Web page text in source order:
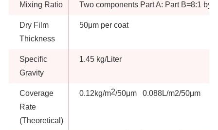
Mixing Ratio Two components Part A: Part B=8:1 by
Dry Film
Thickness
50μm per coat
Specific
Gravity
1.45 kg/Liter
Coverage
Rate
(Theoretical)
0.12kg/m2/50μm 0.088L/m2/50μm